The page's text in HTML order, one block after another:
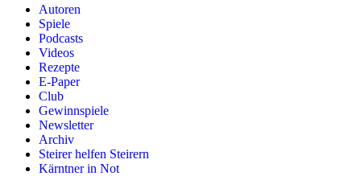
Autoren
Spiele
Podcasts
Videos
Rezepte
E-Paper
Club
Gewinnspiele
Newsletter
Archiv
Steirer helfen Steirern
Kärntner in Not